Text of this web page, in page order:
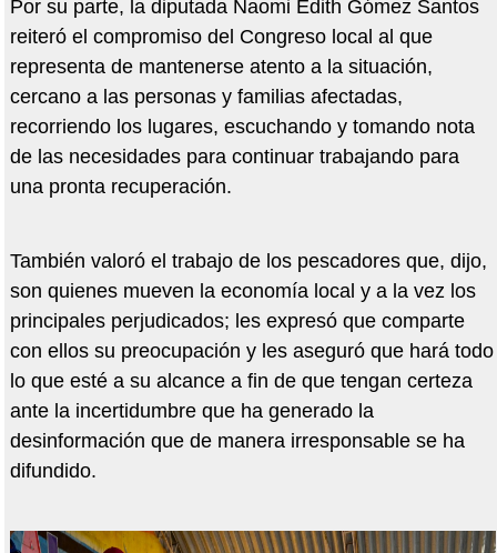
Por su parte, la diputada Naomi Edith Gómez Santos
reiteró el compromiso del Congreso local al que
representa de mantenerse atento a la situación,
cercano a las personas y familias afectadas,
recorriendo los lugares, escuchando y tomando nota
de las necesidades para continuar trabajando para
una pronta recuperación.
También valoró el trabajo de los pescadores que, dijo,
son quienes mueven la economía local y a la vez los
principales perjudicados; les expresó que comparte
con ellos su preocupación y les aseguró que hará todo
lo que esté a su alcance a fin de que tengan certeza
ante la incertidumbre que ha generado la
desinformación que de manera irresponsable se ha
difundido.